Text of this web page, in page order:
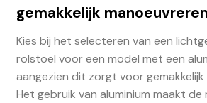
gemakkelijk
Kies bij het selecteren van een
rolstoel voor een model met een
aangezien dit zorgt voor
Het gebruik van aluminium maakt